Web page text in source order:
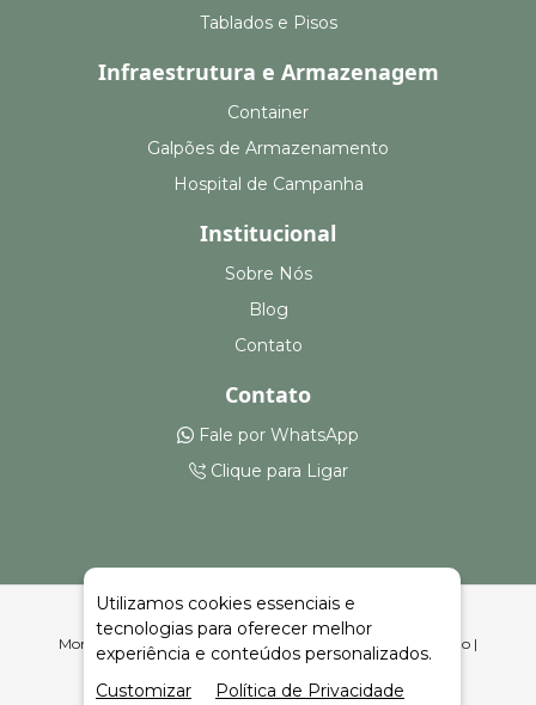
Tablados e Pisos
Infraestrutura e Armazenagem
Container
Galpões de Armazenamento
Hospital de Campanha
Institucional
Sobre Nós
Blog
Contato
Contato
Fale por WhatsApp
Clique para Ligar
Montagem e Aluguel de Pistas de Dança em Engenho Velho |
Celeiro Feiras e Eventos
Utilizamos cookies essenciais e
tecnologias para oferecer melhor
experiência e conteúdos personalizados.
Customizar
Política de Privacidade